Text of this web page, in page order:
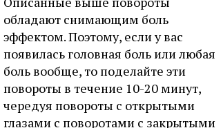
обладают снимающим боль
эффектом. Поэтому, если у вас
появилась головная боль или любая
боль вообще, то поделайте эти
повороты в течение 10-20 минут,
чередуя повороты с открытыми
глазами с поворотами с закрытыми